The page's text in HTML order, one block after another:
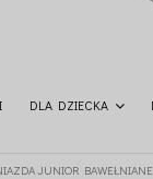
DLA DZIECKA
JUNIOR BAWEŁNIANE